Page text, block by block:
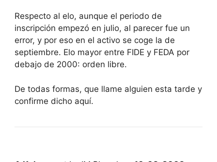
Respecto al elo, aunque el periodo de
inscripción empezó en julio, al parecer fue un
error, y por eso en el activo se coge la de
septiembre. Elo mayor entre FIDE y FEDA por
debajo de 2000: orden libre.
De todas formas, que llame alguien esta tarde y
confirme dicho aquí.